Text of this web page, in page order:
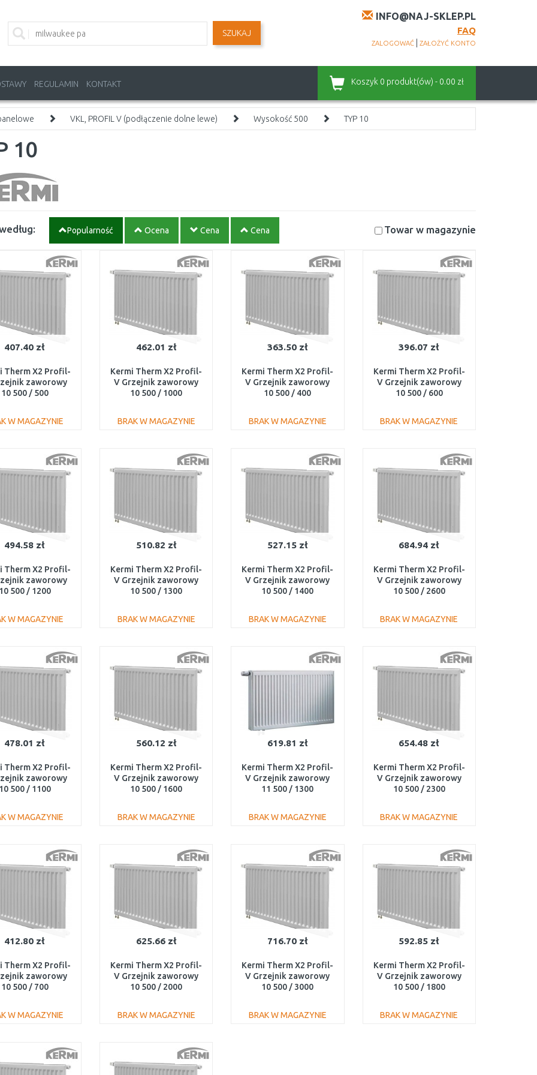
INFO@NAJ-SKLEP.PL
FAQ
ZALOGOWAĆ ZAŁOŻYĆ KONTO
SZUKAJ
REGULAMIN KONTAKT Koszyk 0 produkt(ów) - 0.00 zł
VKL, PROFIL V (podłączenie dolne lewe) Wysokość 500 TYP 10
10
Popularność Ocena Cena Cena Towar w magazynie
407.40 zł
Therm X2 Profil-
zaworowy
10 500 / 500
W MAGAZYNIE
Do porównania
462.01 zł
Kermi Therm X2 Profil-
V Grzejnik zaworowy
10 500 / 1000
BRAK W MAGAZYNIE
Do porównania
363.50 zł
Kermi Therm X2 Profil-
V Grzejnik zaworowy
10 500 / 400
BRAK W MAGAZYNIE
Do porównania
396.07 zł
Kermi Therm X2 Profil-
V Grzejnik zaworowy
10 500 / 600
BRAK W MAGAZYNIE
Do porównania
494.58 zł
Therm X2 Profil-
zaworowy
10 500 / 1200
W MAGAZYNIE
Do porównania
510.82 zł
Kermi Therm X2 Profil-
V Grzejnik zaworowy
10 500 / 1300
BRAK W MAGAZYNIE
Do porównania
527.15 zł
Kermi Therm X2 Profil-
V Grzejnik zaworowy
10 500 / 1400
BRAK W MAGAZYNIE
Do porównania
684.94 zł
Kermi Therm X2 Profil-
V Grzejnik zaworowy
10 500 / 2600
BRAK W MAGAZYNIE
Do porównania
478.01 zł
Therm X2 Profil-
zaworowy
10 500 / 1100
W MAGAZYNIE
Do porównania
560.12 zł
Kermi Therm X2 Profil-
V Grzejnik zaworowy
10 500 / 1600
BRAK W MAGAZYNIE
Do porównania
619.81 zł
Kermi Therm X2 Profil-
V Grzejnik zaworowy
11 500 / 1300
BRAK W MAGAZYNIE
Do porównania
654.48 zł
Kermi Therm X2 Profil-
V Grzejnik zaworowy
10 500 / 2300
BRAK W MAGAZYNIE
Do porównania
412.80 zł
Therm X2 Profil-
zaworowy
10 500 / 700
W MAGAZYNIE
Do porównania
625.66 zł
Kermi Therm X2 Profil-
V Grzejnik zaworowy
10 500 / 2000
BRAK W MAGAZYNIE
Do porównania
716.70 zł
Kermi Therm X2 Profil-
V Grzejnik zaworowy
10 500 / 3000
BRAK W MAGAZYNIE
592.85 zł
Kermi Therm X2 Profil-
V Grzejnik zaworowy
10 500 / 1800
BRAK W MAGAZYNIE